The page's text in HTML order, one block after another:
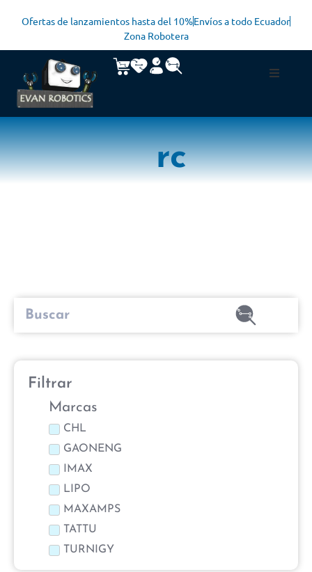
Ofertas de lanzamientos hasta del 10%Envíos a todo Ecuador
Zona Robotera
rc
Filtrar
Marcas
CHL
GAONENG
IMAX
LIPO
MAXAMPS
TATTU
TURNIGY